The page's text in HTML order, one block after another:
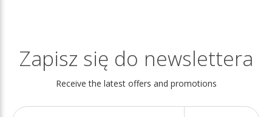
Zapisz się do newslettera
Receive the latest offers and promotions